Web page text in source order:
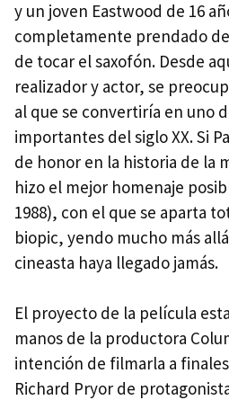
y un joven Eastwood de 16
completamente prendado
de tocar el saxofón. Desde
realizador y actor, se
al que se convertiría en uno
importantes del siglo XX. Si
de honor en la historia de la
hizo el mejor homenaje
1988), con el que se aparta
biopic, yendo mucho más
cineasta haya llegado jamás.
El proyecto de la película
manos de la productora
intención de filmarla a
Richard Pryor de